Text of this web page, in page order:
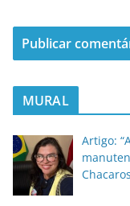
MURAL
Artigo: